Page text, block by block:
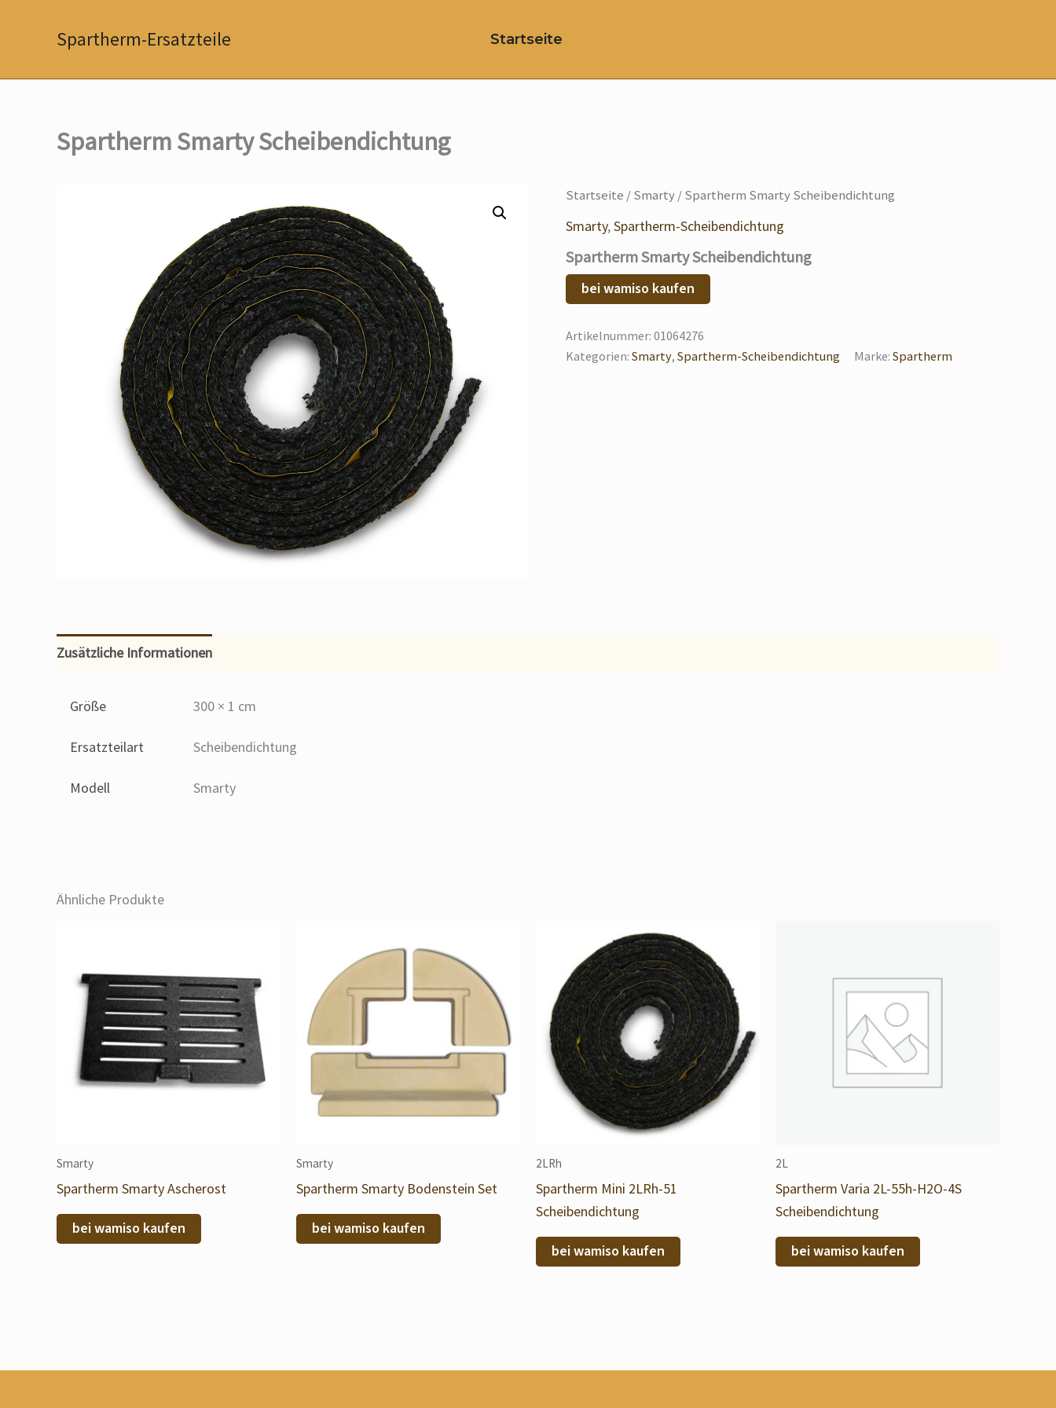
Spartherm-Ersatzteile Startseite
Spartherm Smarty Scheibendichtung
Startseite /Smarty/ Spartherm Smarty Scheibendichtung
Smarty,Spartherm-Scheibendichtung
Spartherm Smarty Scheibendichtung
bei wamiso kaufen
Artikelnummer: 01064276
Kategorien: Smarty, Spartherm-Scheibendichtung Marke: Spartherm
Zusätzliche Informationen
Größe 300 × 1 cm
Ersatzteilart Scheibendichtung
Modell Smarty
Ähnliche Produkte
Smarty
Spartherm Smarty Ascherost
bei wamiso kaufen
Smarty
Spartherm Smarty Bodenstein Set
bei wamiso kaufen
2LRh
Spartherm Mini 2LRh-51
Scheibendichtung
bei wamiso kaufen
2L
Spartherm Varia 2L-55h-H2O-4S
Scheibendichtung
bei wamiso kaufen